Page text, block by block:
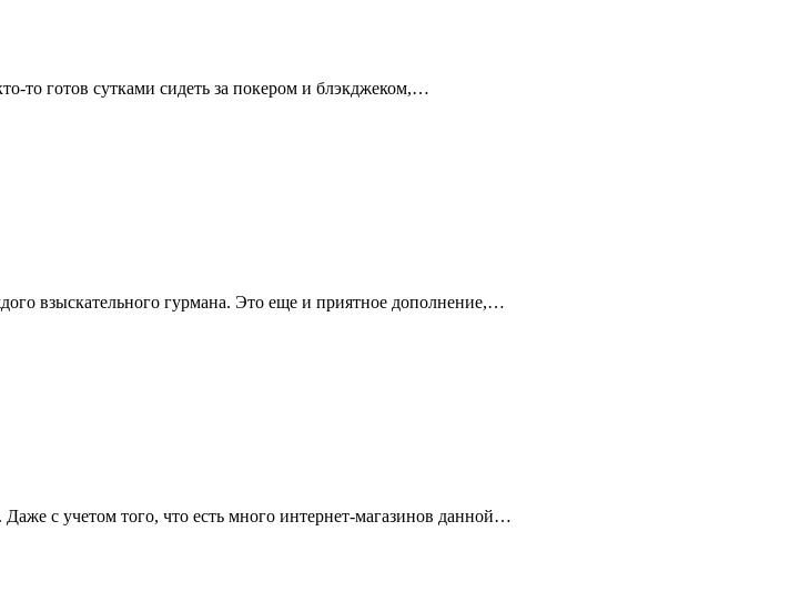
то готов сутками сидеть за покером и блэкджеком,…
взыскательного гурмана. Это еще и приятное дополнение,…
с учетом того, что есть много интернет-магазинов данной…